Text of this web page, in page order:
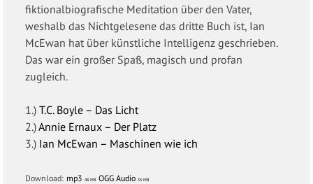
fiktionalbiografische Meditation über den Vater,
weshalb das Nichtgelesene das dritte Buch ist, Ian
McEwan hat über künstliche Intelligenz geschrieben.
Das war ein großer Spaß, magisch und profan
zugleich.
1.)T.C. Boyle – Das Licht
2.)Annie Ernaux – Der Platz
3.) Ian McEwan – Maschinen wie ich
Download: mp3 48 MB OGG Audio 53 MB